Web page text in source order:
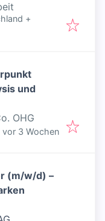
und
Job
+
und
OHG
Veröffentlicht:
vor 3 Wochen
(m/w/d) –